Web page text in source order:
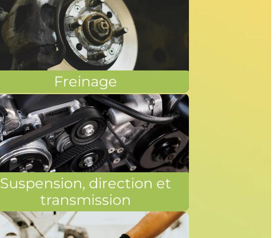
Freinage
Suspension, direction et
transmission